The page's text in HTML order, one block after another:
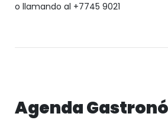
o llamando al +7745 9021
Agenda